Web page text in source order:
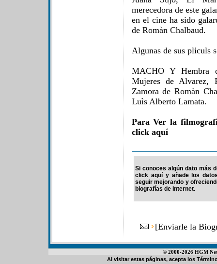
merecedora de este
en el cine ha sido
de Romàn Chalbaud.
Algunas de sus pliculs
MACHO Y Hembra
Mujeres de Alvarez,
Zamora de Romàn
Luìs Alberto Lamata.
Para Ver la
click aquí
Si conoces algún dato más
click aquí y añade los
seguir mejorando y
biografías de Internet.
[Enviarle la
© 2000-2026 HGM
Al visitar estas páginas, acepta los